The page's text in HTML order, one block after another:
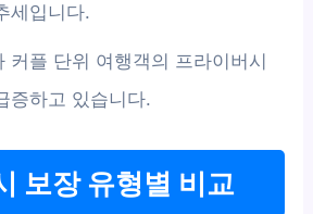
세입니다.
커플 단위 여행객의 프라이버시
증하고 있습니다.
보장 유형별 비교